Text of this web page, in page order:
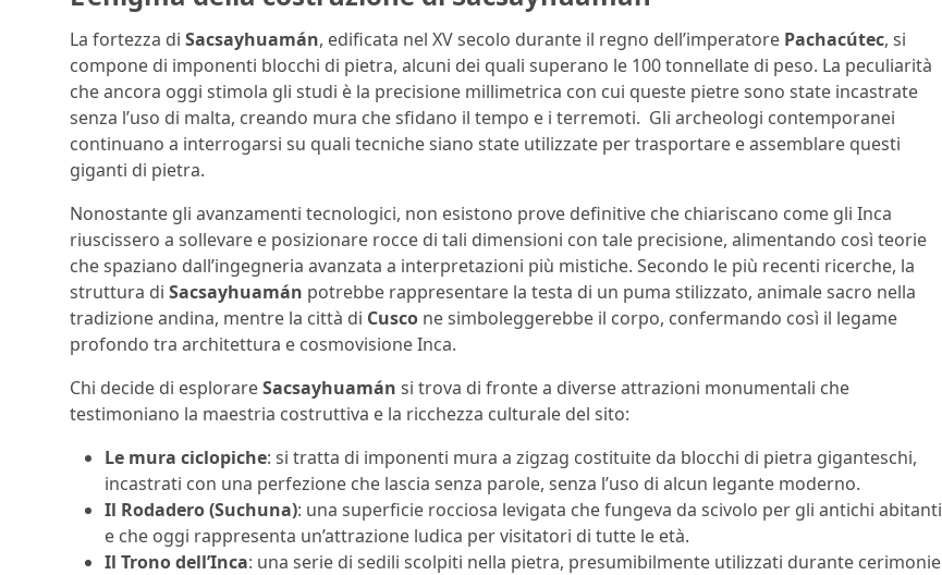
La fortezza di Sacsayhuamán, edificata nel XV secolo durante il regno dell’imperatore Pachacútec, si
compone di imponenti blocchi di pietra, alcuni dei quali superano le 100 tonnellate di peso. La peculiarità
che ancora oggi stimola gli studi è la precisione millimetrica con cui queste pietre sono state incastrate
senza l’uso di malta, creando mura che sfidano il tempo e i terremoti. Gli archeologi contemporanei
continuano a interrogarsi su quali tecniche siano state utilizzate per trasportare e assemblare questi
giganti di pietra.
Nonostante gli avanzamenti tecnologici, non esistono prove definitive che chiariscano come gli Inca
riuscissero a sollevare e posizionare rocce di tali dimensioni con tale precisione, alimentando così teorie
che spaziano dall’ingegneria avanzata a interpretazioni più mistiche. Secondo le più recenti ricerche, la
struttura di Sacsayhuamán potrebbe rappresentare la testa di un puma stilizzato, animale sacro nella
tradizione andina, mentre la città di Cusco ne simboleggerebbe il corpo, confermando così il legame
profondo tra architettura e cosmovisione Inca.
Chi decide di esplorareSacsayhuamán si trova di fronte a diverse attrazioni monumentali che
testimoniano la maestria costruttiva e la ricchezza culturale del sito:
Le mura ciclopiche: si tratta di imponenti mura a zigzag costituite da blocchi di pietra giganteschi,
incastrati con una perfezione che lascia senza parole, senza l’uso di alcun legante moderno.
Il Rodadero (Suchuna): una superficie rocciosa levigata che fungeva da scivolo per gli antichi abitanti
e che oggi rappresenta un’attrazione ludica per visitatori di tutte le età.
Il Trono dell’Inca: una serie di sedili scolpiti nella pietra, presumibilmente utilizzati durante cerimonie